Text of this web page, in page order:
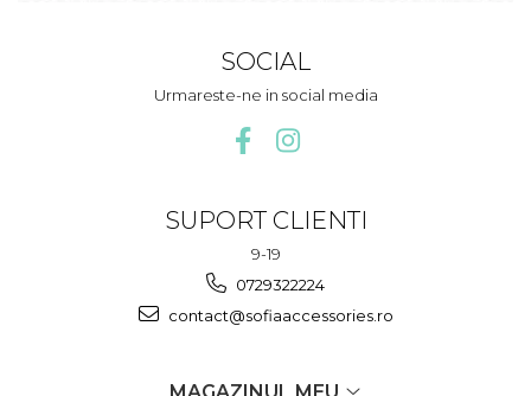
SOCIAL
Urmareste-ne in social media
SUPORT CLIENTI
9-19
0729322224
contact@sofiaaccessories.ro